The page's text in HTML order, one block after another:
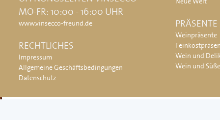
MO-FR: 10:00 - 16:00 UHR
www.vinsecco-freund.de
RECHTLICHES
Impressum
Allgemeine Geschäftsbedingungen
Datenschutz
PRÄSENTE
Weinpräsente
Wein und
Wein und